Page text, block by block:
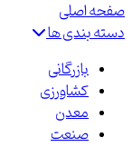
صفحه اصلی
دسته بندی ها
بازرگانی
کشاورزی
معدن
صنعت